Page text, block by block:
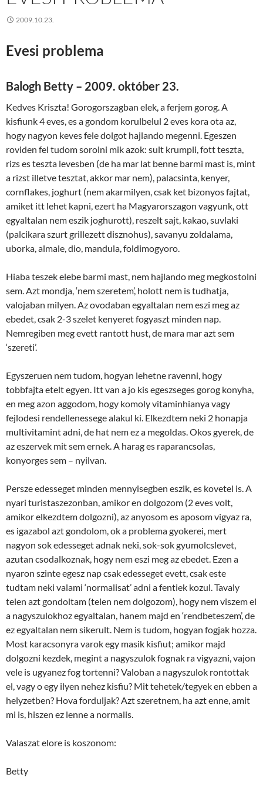
2009.10.23.
Evesi problema
Balogh Betty – 2009. október 23.
Kedves Kriszta! Gorogorszagban elek, a ferjem gorog. A
kisfiunk 4 eves, es a gondom korulbelul 2 eves kora ota az,
hogy nagyon keves fele dolgot hajlando megenni. Egeszen
roviden fel tudom sorolni mik azok: sult krumpli, fott teszta,
rizs es teszta levesben (de ha mar lat benne barmi mast is, mint
a rizst illetve tesztat, akkor mar nem), palacsinta, kenyer,
cornflakes, joghurt (nem akarmilyen, csak ket bizonyos fajtat,
amiket itt lehet kapni, ezert ha Magyarorszagon vagyunk, ott
egyaltalan nem eszik joghurott), reszelt sajt, kakao, suvlaki
(palcikara szurt grillezett disznohus), savanyu zoldalama,
uborka, almale, dio, mandula, foldimogyoro.
Hiaba teszek elebe barmi mast, nem hajlando meg megkostolni
sem. Azt mondja, ‘nem szeretem’, holott nem is tudhatja,
valojaban milyen. Az ovodaban egyaltalan nem eszi meg az
ebedet, csak 2-3 szelet kenyeret fogyaszt minden nap.
Nemregiben meg evett rantott hust, de mara mar azt sem
‘szereti’.
Egyszeruen nem tudom, hogyan lehetne ravenni, hogy
tobbfajta etelt egyen. Itt van a jo kis egeszseges gorog konyha,
en meg azon aggodom, hogy komoly vitaminhianya vagy
fejlodesi rendellenessege alakul ki. Elkezdtem neki 2 honapja
multivitamint adni, de hat nem ez a megoldas. Okos gyerek, de
az eszervek mit sem ernek. A harag es raparancsolas,
konyorges sem – nyilvan.
Persze edesseget minden mennyisegben eszik, es kovetel is. A
nyari turistaszezonban, amikor en dolgozom (2 eves volt,
amikor elkezdtem dolgozni), az anyosom es aposom vigyaz ra,
es igazabol azt gondolom, ok a problema gyokerei, mert
nagyon sok edesseget adnak neki, sok-sok gyumolcslevet,
azutan csodalkoznak, hogy nem eszi meg az ebedet. Ezen a
nyaron szinte egesz nap csak edesseget evett, csak este
tudtam neki valami ‘normalisat’ adni a fentiek kozul. Tavaly
telen azt gondoltam (telen nem dolgozom), hogy nem viszem el
a nagyszulokhoz egyaltalan, hanem majd en ‘rendbeteszem’, de
ez egyaltalan nem sikerult. Nem is tudom, hogyan fogjak hozza.
Most karacsonyra varok egy masik kisfiut; amikor majd
dolgozni kezdek, megint a nagyszulok fognak ra vigyazni, vajon
vele is ugyanez fog tortenni? Valoban a nagyszulok rontottak
el, vagy o egy ilyen nehez kisfiu? Mit tehetek/tegyek en ebben a
helyzetben? Hova forduljak? Azt szeretnem, ha azt enne, amit
mi is, hiszen ez lenne a normalis.
Valaszat elore is koszonom:
Betty